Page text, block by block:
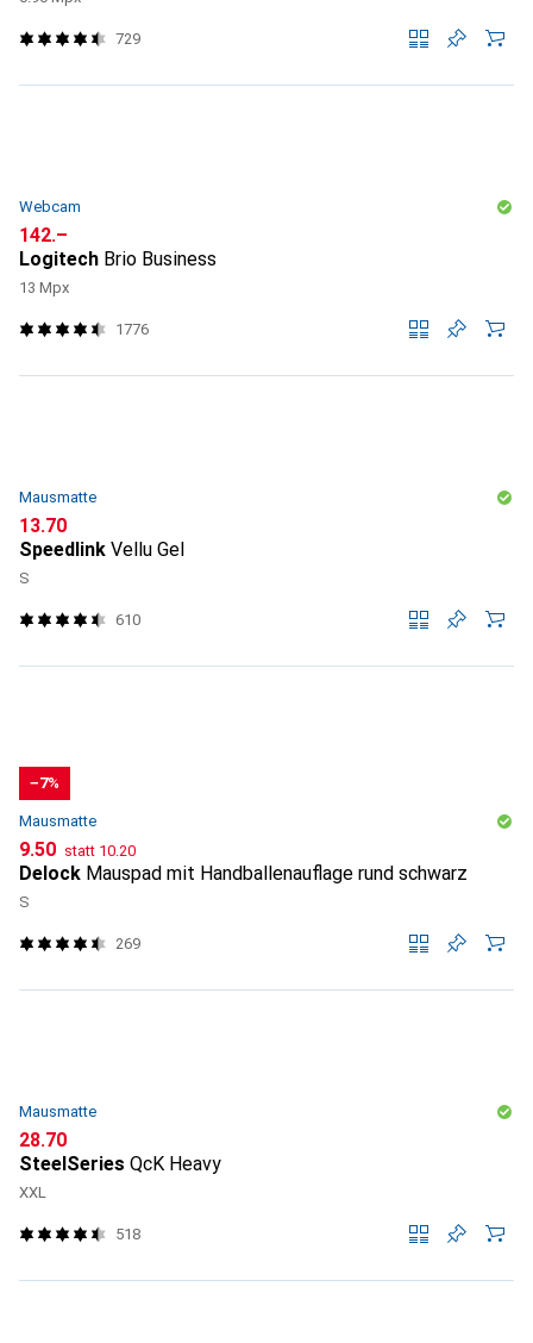
729
Webcam
CHF
142.–
Logitech Brio Business
13 Mpx
1776
Mausmatte
CHF
13.70
Speedlink Vellu Gel
S
610
−7%
Mausmatte
CHF
9.50 statt CHF
10.20
Delock Mauspad mit Handballenauflage rund schwarz
S
269
Mausmatte
CHF
28.70
SteelSeries QcK Heavy
XXL
518